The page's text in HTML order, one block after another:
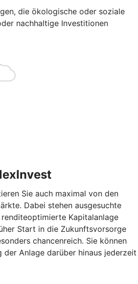
die ökologische oder soziale
nachhaltige Investitionen
Sie auch maximal von den
Dabei stehen ausgesuchte
Kapitalanlage
Start in die Zukunftsvorsorge
chancenreich. Sie können
der Anlage darüber hinaus jederzeit